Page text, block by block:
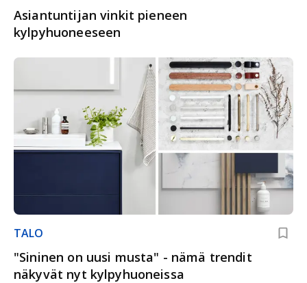
Asiantuntijan vinkit pieneen
kylpyhuoneeseen
TALO
"Sininen on uusi musta" - nämä trendit
näkyvät nyt kylpyhuoneissa